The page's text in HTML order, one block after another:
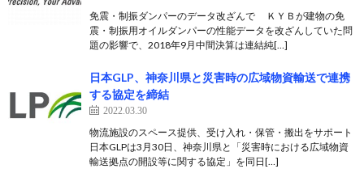
免震・制振ダンパーのデータ改ざんで ＫＹＢが建物の免
震・制振用オイルダンパーの性能データを改ざんしていた問
題の影響で、2018年9月中間決算は連結純[…]
日本GLP、神奈川県と災害時の広域物資輸送で連携
する協定を締結
2022.03.30
物流施設のスペース提供、受け入れ・保管・搬出をサポート
日本GLPは3月30日、神奈川県と「災害時における広域物資
輸送拠点の開設等に関する協定」を同日[…]